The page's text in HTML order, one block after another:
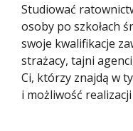
Studiować
osoby po szkołach
swoje kwalifikacje
strażacy, tajni
Ci, którzy znajdą w
i możliwość